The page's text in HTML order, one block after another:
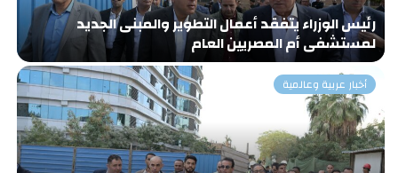
رئيس الوزراء يتفقد أعمال التطوير والمبنى الجديد
لمستشفى أم المصريين العام
أخبار عربية وعالمية